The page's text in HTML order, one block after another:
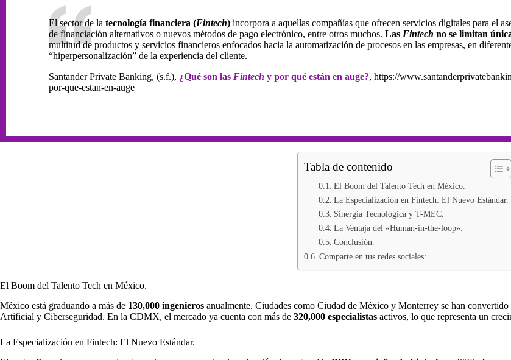
El sector de la tecnología financiera (Fintech) incorpora a aquellas compañías que ofrecen servicios digitales para el
de financiación alternativos o nuevos métodos de pago electrónico, entre otros muchos. Las Fintech no se limitan
multitud de productos y servicios financieros enfocados hacia la automatización de procesos en las empresas, en
“hiperpersonalización” de la experiencia del cliente.
Santander Private Banking, (s.f.), ¿Qué son las Fintech y por qué están en auge?, https://
por-que-estan-en-auge
Tabla de contenido
El Boom del Talento Tech en México.
La Especialización en Fintech: El Nuevo Estándar.
Sinergia Tecnológica y T-MEC.
La Ventaja del «Human-in-the-loop».
Conclusión.
Comparte en tus redes sociales:
El Boom del Talento Tech en México.
México está graduando a más de 130,000 ingenieros anualmente. Ciudades como Ciudad de México y Monterrey se han convertido
Artificial y Ciberseguridad. En la CDMX, el mercado ya cuenta con más de 320,000 especialistas activos, lo que representa un
La Especialización en Fintech: El Nuevo Estándar.